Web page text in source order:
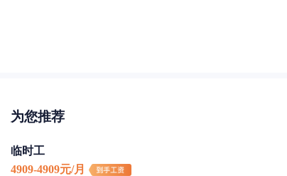
为您推荐
临时工
4909-4909元/月